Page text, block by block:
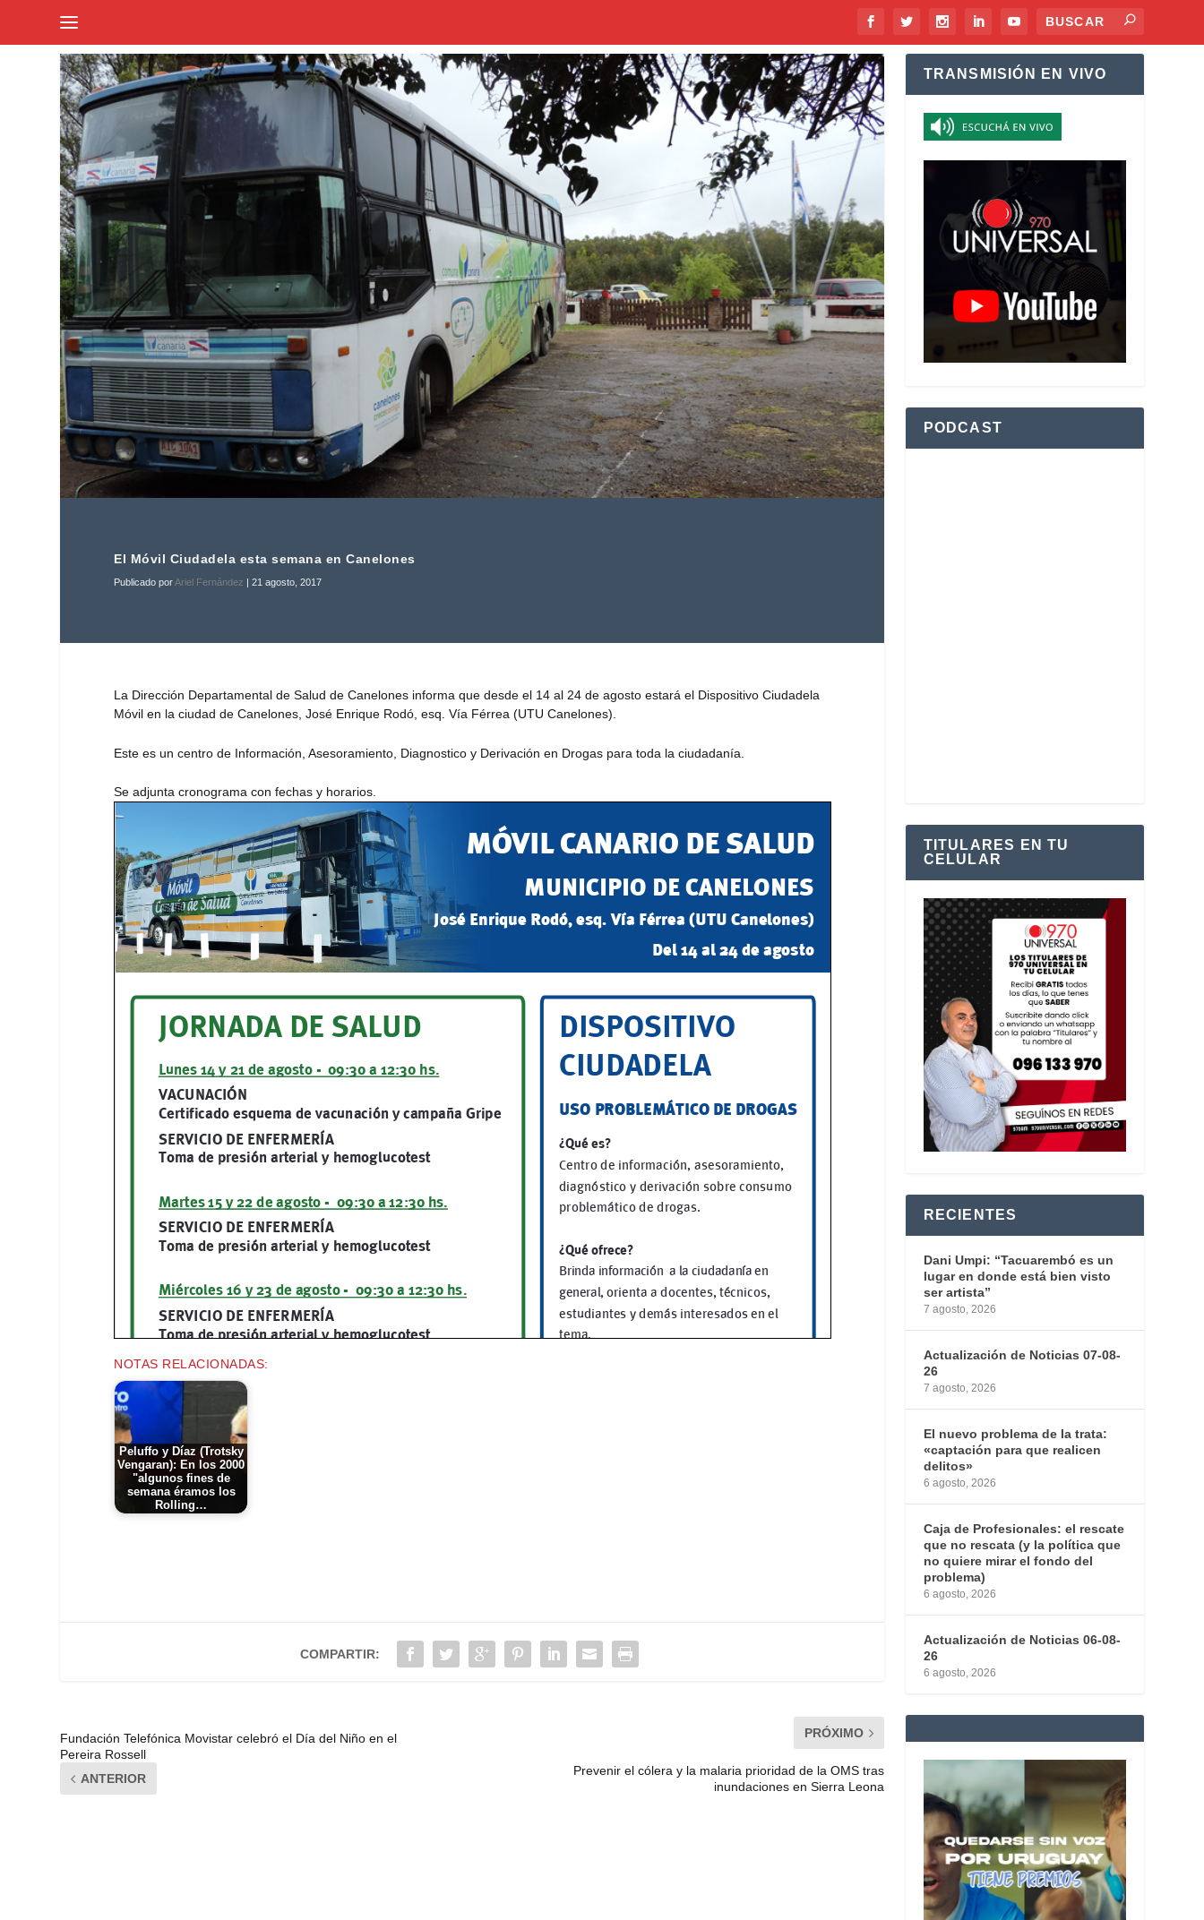
El Móvil Ciudadela esta semana en Canelones
Publicado porAriel Fernández |21 agosto, 2017
La Dirección Departamental de Salud de Canelones informa que desde el 14 al 24 de agosto estará el Dispositivo Ciudadela
Móvil en la ciudad de Canelones, José Enrique Rodó, esq. Vía Férrea (UTU Canelones).
Este es un centro de Información, Asesoramiento, Diagnostico y Derivación en Drogas para toda la ciudadanía.
Se adjunta cronograma con fechas y horarios.
NOTAS RELACIONADAS:
Peluffo y Díaz (Trotsky
Vengaran): En los 2000
"algunos fines de
semana éramos los
Rolling…
COMPARTIR:
Fundación Telefónica Movistar celebró el Día del Niño en el
Pereira Rossell
ANTERIOR
PRÓXIMO
Prevenir el cólera y la malaria prioridad de la OMS tras
inundaciones en Sierra Leona
TRANSMISIÓN EN VIVO
PODCAST
TITULARES EN TU
CELULAR
RECIENTES
Dani Umpi: “Tacuarembó es un
lugar en donde está bien visto
ser artista”
7 agosto, 2026
Actualización de Noticias 07-08-
26
7 agosto, 2026
El nuevo problema de la trata:
«captación para que realicen
delitos»
6 agosto, 2026
Caja de Profesionales: el rescate
que no rescata (y la política que
no quiere mirar el fondo del
problema)
6 agosto, 2026
Actualización de Noticias 06-08-
26
6 agosto, 2026